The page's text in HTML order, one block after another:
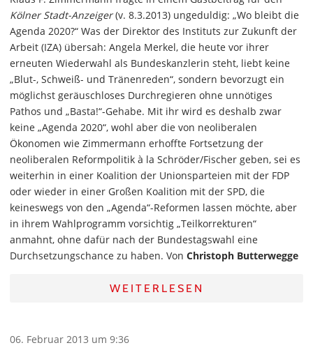
Kölner Stadt-Anzeiger(v. 8.3.2013) ungeduldig: „Wo bleibt die
Agenda 2020?“ Was der Direktor des Instituts zur Zukunft der
Arbeit (IZA) übersah: Angela Merkel, die heute vor ihrer
erneuten Wiederwahl als Bundeskanzlerin steht, liebt keine
„Blut-, Schweiß- und Tränenreden“, sondern bevorzugt ein
möglichst geräuschloses Durchregieren ohne unnötiges
Pathos und „Basta!“-Gehabe. Mit ihr wird es deshalb zwar
keine „Agenda 2020“, wohl aber die von neoliberalen
Ökonomen wie Zimmermann erhoffte Fortsetzung der
neoliberalen Reformpolitik à la Schröder/Fischer geben, sei es
weiterhin in einer Koalition der Unionsparteien mit der FDP
oder wieder in einer Großen Koalition mit der SPD, die
keineswegs von den „Agenda“-Reformen lassen möchte, aber
in ihrem Wahlprogramm vorsichtig „Teilkorrekturen“
anmahnt, ohne dafür nach der Bundestagswahl eine
Durchsetzungschance zu haben. Von Christoph Butterwegge
WEITERLESEN
06. Februar 2013 um 9:36